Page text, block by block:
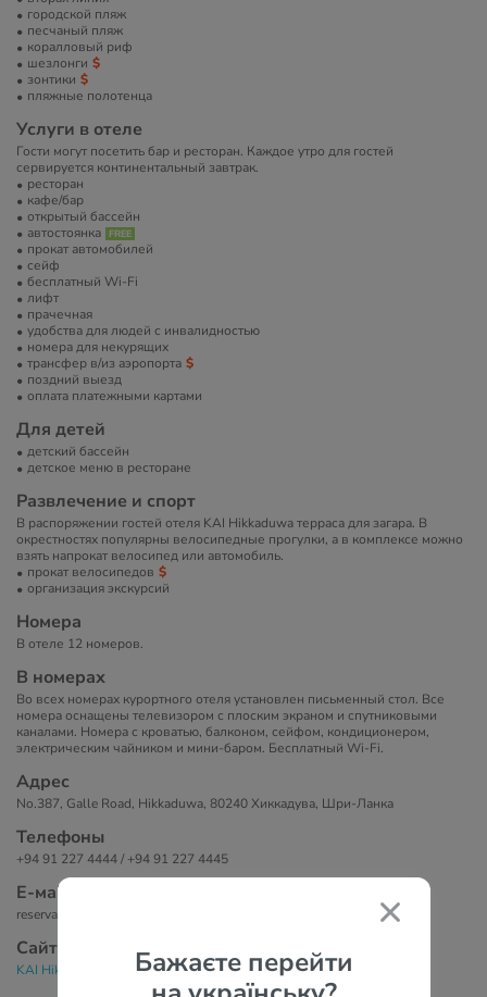
Бажаєте перейти
городской пляж
песчаный пляж
коралловый риф
шезлонги
зонтики
пляжные полотенца
Услуги в отеле
Гости могут посетить бар и ресторан. Каждое утро для гостей
сервируется континентальный завтрак.
ресторан
кафе/бар
открытый бассейн
автостоянка
прокат автомобилей
сейф
бесплатный Wi-Fi
лифт
прачечная
удобства для людей с инвалидностью
номера для некурящих
трансфер в/из аэропорта
поздний выезд
оплата платежными картами
Для детей
детский бассейн
детское меню в ресторане
Развлечение и спорт
В распоряжении гостей отеля KAI Hikkaduwa терраса для загара. В
окрестностях популярны велосипедные прогулки, а в комплексе можно
взять напрокат велосипед или автомобиль.
прокат велосипедов
организация экскурсий
Номера
В отеле 12 номеров.
В номерах
Во всех номерах курортного отеля установлен письменный стол. Все
номера оснащены телевизором с плоским экраном и спутниковыми
каналами. Номера с кроватью, балконом, сейфом, кондиционером,
электрическим чайником и мини-баром. Бесплатный Wi-Fi.
Адрес
No.387, Galle Road, Hikkaduwa, 80240 Хиккадува, Шри-Ланка
Телефоны
+94 91 227 4444 / +94 91 227 4445
Е-маil
reservations@kaihotels.com
Сайт
KAI Hikkaduwa 3*